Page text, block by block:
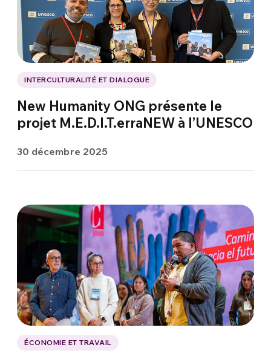
INTERCULTURALITÉ ET DIALOGUE
New Humanity ONG présente le
projet M.E.D.I.T.erraNEW à l’UNESCO
30 décembre 2025
ÉCONOMIE ET TRAVAIL